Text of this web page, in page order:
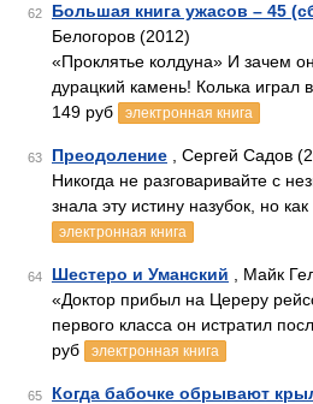
62 Большая книга ужасов – 45
Белогоров (2012)
«Проклятье колдуна» И зачем
дурацкий камень! Колька играл
149 руб
электронная книга
63 Преодоление , Сергей Садов
Никогда не разговаривайте с
знала эту истину назубок, но
электронная книга
64 Шестеро и Уманский , Майк
«Доктор прибыл на Цереру
первого класса он истратил
руб
электронная книга
65 Когда бабочке обрывают